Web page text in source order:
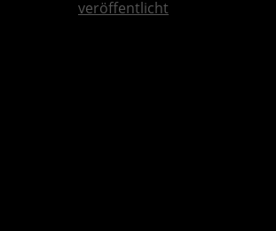
veröffentlicht